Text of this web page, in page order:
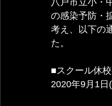
八戸市立小・
の感染予防・
考え、以下の
た。
■スクール休
2020年9月1日